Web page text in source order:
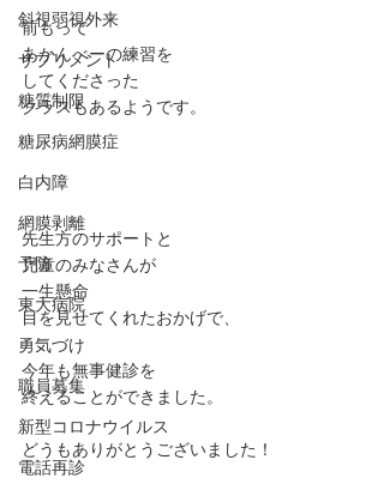
斜視弱視外来
サプリメント
糖質制限
糖尿病網膜症
白内障
網膜剥離
予防
東大病院
勇気づけ
職員募集
新型コロナウイルス
電話再診
前もって
あかんべーの練習を
してくださった
クラスもあるようです。
先生方のサポートと
児童のみなさんが
一生懸命
目を見せてくれたおかげで、
今年も無事健診を
終えることができました。
どうもありがとうございました！